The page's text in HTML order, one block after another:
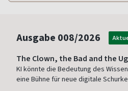
Ausgabe 008/2026
The Clown, the Bad and the
KI könnte die Bedeutung des
eine Bühne für neue digitale